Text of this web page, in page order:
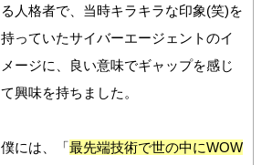
る人格者で、 当時キラキラな印象(笑)を
持っていたサイバーエージェントのイ
メージに、良い意味でギャップを感じ
て興味を持ちました。
僕には、「最先端技術で世の中にWOW